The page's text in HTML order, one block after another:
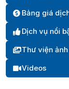
Bảng giá
Dịch vụ nổi
Thư viện ảnh
Videos